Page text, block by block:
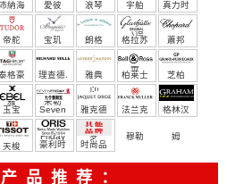
納海 愛彼 浪琴 宇舶
（恒
宝）
真力时
帝舵 宝玑 朗格 格拉苏
蒂
蕭邦
格豪
雅
理查德.
米勒
雅典 柏莱士 芝柏
玉宝 Seven
Friday
雅克德
罗
法兰克
穆勒
格林汉
姆
天梭 豪利时 时尚品
牌/原单
品推荐：